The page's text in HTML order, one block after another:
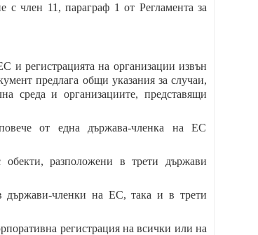
с член 11, параграф 1 от Регламента за
и регистрацията на организации извън
предлага общи указания за случаи,
среда и организациите, представящи
от една държава-членка на ЕС
разположени в трети държави
държави-членки на ЕС, така и в трети
регистрация на всички или на